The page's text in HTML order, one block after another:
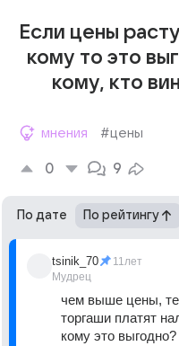
Если цены
кому то это
кому, кто
мнения #цены
0 9
По дате По рейтингу
tsinik_70
Мудрец
11лет
чем выше цены,
торгаши платят
кому это выгодно?